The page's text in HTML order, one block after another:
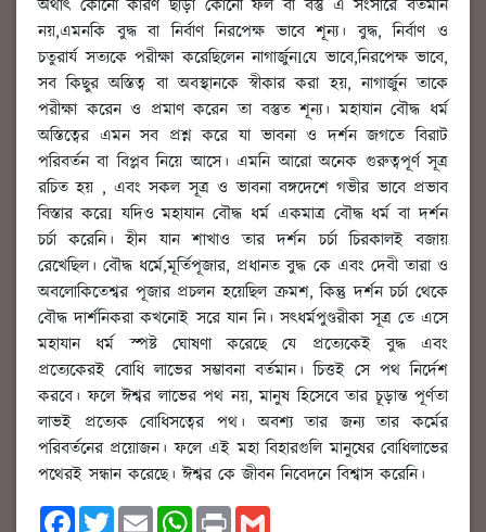
অর্থাৎ কোনো কারণ ছাড়া কোনো ফল বা বস্তু এ সংসারে বর্তমান
নয়,এমনকি বুদ্ধ বা নির্বাণ নিরপেক্ষ ভাবে শূন্য। বুদ্ধ, নির্বাণ ও
চতুরার্য সত্যকে পরীক্ষা করেছিলেন নাগার্জুনIযে ভাবে,নিরপেক্ষ ভাবে,
সব কিছুর অস্তিত্ব বা অবস্থানকে স্বীকার করা হয়, নাগার্জুন তাকে
পরীক্ষা করেন ও প্রমাণ করেন তা বস্তুত শূন্য। মহাযান বৌদ্ধ ধর্ম
অস্তিত্বের এমন সব প্রশ্ন করে যা ভাবনা ও দর্শন জগতে বিরাট
পরিবর্তন বা বিপ্লব নিয়ে আসে। এমনি আরো অনেক গুরুত্বপূর্ণ সূত্র
রচিত হয় , এবং সকল সূত্র ও ভাবনা বঙ্গদেশে গভীর ভাবে প্রভাব
বিস্তার করেI যদিও মহাযান বৌদ্ধ ধর্ম একমাত্র বৌদ্ধ ধর্ম বা দর্শন
চর্চা করেনি। হীন যান শাখাও তার দর্শন চর্চা চিরকালই বজায়
রেখেছিল। বৌদ্ধ ধর্মে,মূর্তিপূজার, প্রধানত বুদ্ধ কে এবং দেবী তারা ও
অবলোকিতেশ্বর পূজার প্রচলন হয়েছিল ক্রমশ, কিন্তু দর্শন চর্চা থেকে
বৌদ্ধ দার্শনিকরা কখনোই সরে যান নি। সৎধর্মপুণ্ডরীকা সূত্র তে এসে
মহাযান ধর্ম স্পষ্ট ঘোষণা করেছে যে প্রত্যেকেই বুদ্ধ এবং
প্রত্যেকেরই বোধি লাভের সম্ভাবনা বর্তমান। চিত্তই সে পথ নির্দেশ
করবে। ফলে ঈশ্বর লাভের পথ নয়, মানুষ হিসেবে তার চূড়ান্ত পূর্ণতা
লাভই প্রত্যেক বোধিসত্বের পথ। অবশ্য তার জন্য তার কর্মের
পরিবর্তনের প্রয়োজন। ফলে এই মহা বিহারগুলি মানুষের বোধিলাভের
পথেরই সন্ধান করেছে। ঈশ্বর কে জীবন নিবেদনে বিশ্বাস করেনি।
F
T E W P